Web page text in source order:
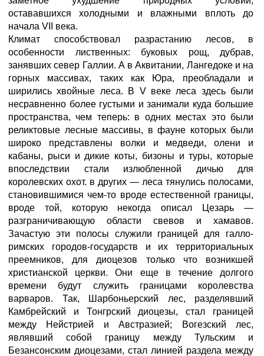
остававшихся холодными и влажными вплоть до
начала VII века.
Климат способствовал разрастанию лесов, в
особенности лиственных: буковых рощ, дубрав,
занявших север Галлии. А в Аквитании, Лангедоке и на
горных массивах, таких как Юра, преобладали и
ширились хвойные леса. В V веке леса здесь были
несравненно более густыми и занимали куда большие
пространства, чем теперь: в одних местах это были
реликтовые лесные массивы, в фауне которых были
широко представлены волки и медведи, олени и
кабаны, рыси и дикие коты, бизоны и туры, которые
впоследствии стали излюбленной дичью для
королевских охот. в других — леса тянулись полосами,
становившимися чем-то вроде естественной границы,
вроде той, которую некогда описал Цезарь —
разграничивающую области свевов и хамавов.
Зачастую эти полосы служили границей для галло-
римских городов-государств и их территориальных
преемников, для диоцезов только что возникшей
христианской церкви. Они еще в течение долгого
времени будут служить границами королевства
варваров. Так, Шарбоньерский лес, разделявший
Камбрейский и Тонгрский диоцезы, стал границей
между Нейстрией и Австразией; Вогезский лес,
являвший собой границу между Тульским и
Безансонским диоцезами, стал линией раздела между